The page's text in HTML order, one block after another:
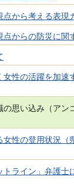
点から考える表現
点からの防災に関
女性の活躍を加速
の思い込み（アン
女性の登用状況（
トライン」弁護